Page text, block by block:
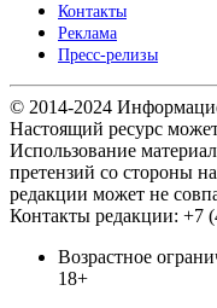
Контакты
Реклама
Пресс-релизы
© 2014-2024
Настоящий ресурс
Использование
претензий со стороны
редакции может не
Контакты редакции: +7
Возрастное
18+